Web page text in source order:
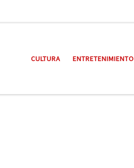
CULTURA ENTRETENIMIENTO